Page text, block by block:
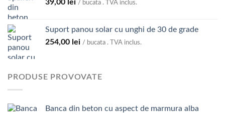
39,00 lei / bucata . TVA inclus.
Suport panou solar cu unghi de 30 de grade
254,00 lei / bucata . TVA inclus.
PRODUSE PROVOVATE
Banca din beton cu aspect de marmura alba